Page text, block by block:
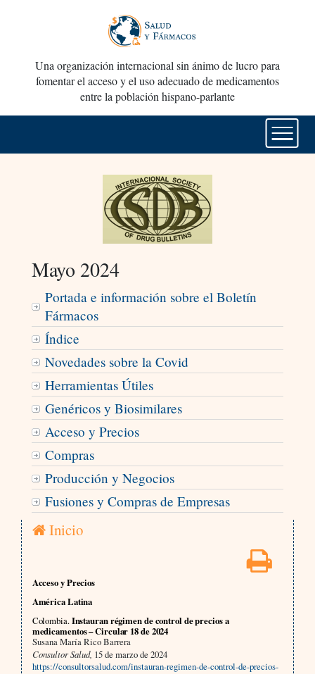
Una organización internacional sin ánimo de lucro para
fomentar el acceso y el uso adecuado de medicamentos
entre la población hispano-parlante
Mayo 2024
Portada e información sobre el Boletín
Fármacos
Índice
Novedades sobre la Covid
Herramientas Útiles
Genéricos y Biosimilares
Acceso y Precios
Compras
Producción y Negocios
Fusiones y Compras de Empresas
Inicio
Acceso y Precios
América Latina
Colombia.Instauran régimen de control de precios a
medicamentos – Circular 18 de 2024
Susana María Rico Barrera
Consultor Salud, 15 de marzo de 2024
https://consultorsalud.com/instauran-regimen-de-control-de-precios-